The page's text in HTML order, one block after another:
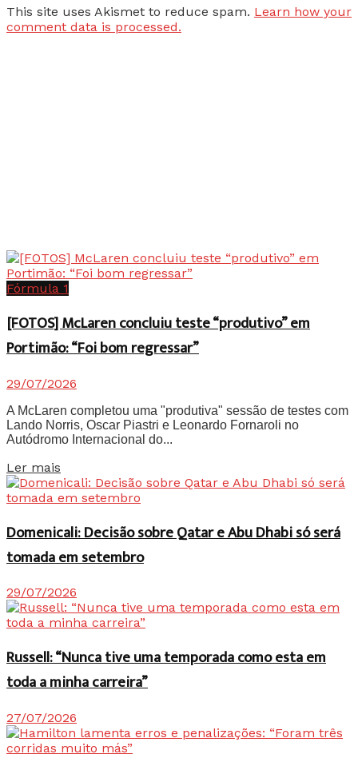
This site uses Akismet to reduce spam. Learn how your
comment data is processed.
Fórmula 1
[FOTOS] McLaren concluiu teste “produtivo” em
Portimão: “Foi bom regressar”
29/07/2026
A McLaren completou uma "produtiva" sessão de testes com
Lando Norris, Oscar Piastri e Leonardo Fornaroli no
Autódromo Internacional do...
Ler mais
Domenicali: Decisão sobre Qatar e Abu Dhabi só será
tomada em setembro
29/07/2026
Russell: “Nunca tive uma temporada como esta em
toda a minha carreira”
27/07/2026